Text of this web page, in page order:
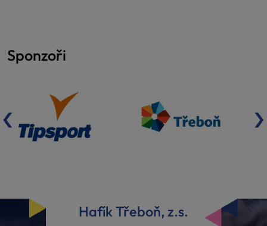
Sponzoři
‹ ›
Hafík Třeboň, z.s.